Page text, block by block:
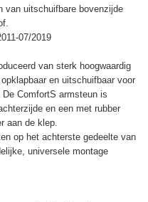
van uitschuifbare bovenzijde
07/2019
van sterk hoogwaardig
en uitschuifbaar voor
ComfortS armsteun is
en een met rubber
aan de klep.
op het achterste gedeelte van
universele montage